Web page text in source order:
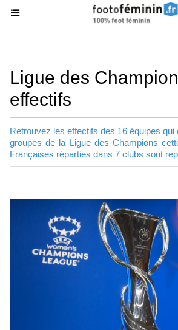
Ligue des
effectifs
Retrouvez les effectifs des 16 équipes qui
groupes de la Ligue des Champions
Françaises réparties dans 7 clubs sont